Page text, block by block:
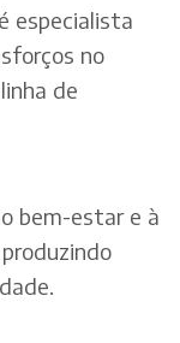
especialista
no
de
bem-estar e à